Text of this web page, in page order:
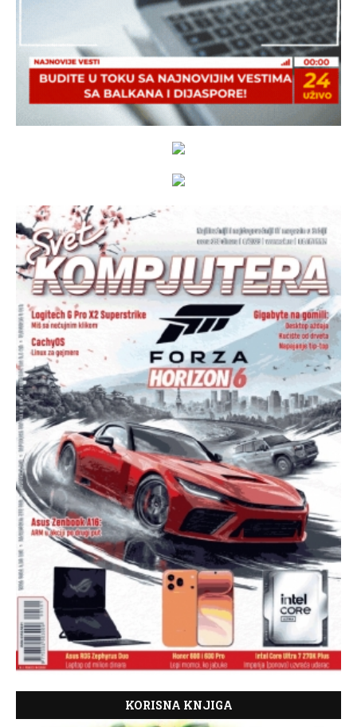
KORISNA KNJIGA